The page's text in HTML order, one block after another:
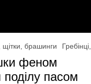
щітки, брашинги
феном
пасом